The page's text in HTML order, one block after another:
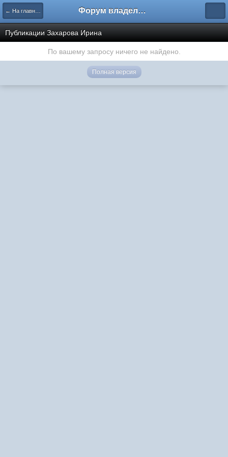
← На главную Форум владельцев интернет-магазинов
Публикации Захарова Ирина
По вашему запросу ничего не найдено.
Полная версия